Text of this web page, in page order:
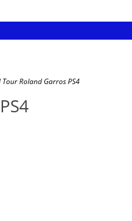
Tour Roland Garros PS4